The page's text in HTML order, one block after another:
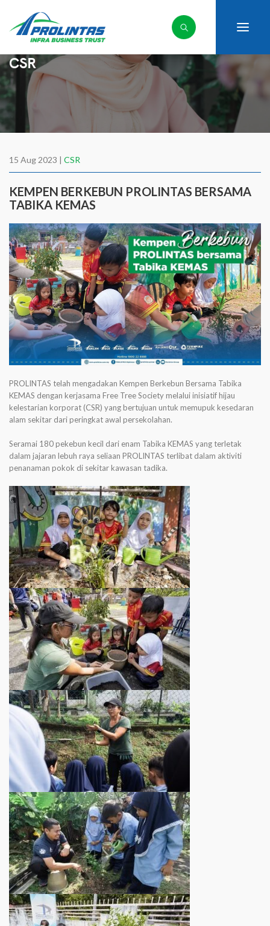
CSR
15 Aug 2023 | CSR
KEMPEN BERKEBUN PROLINTAS BERSAMA
TABIKA KEMAS
PROLINTAS telah mengadakan Kempen Berkebun Bersama Tabika
KEMAS dengan kerjasama Free Tree Society melalui inisiatif hijau
kelestarian korporat (CSR) yang bertujuan untuk memupuk kesedaran
alam sekitar dari peringkat awal persekolahan.
Seramai 180 pekebun kecil dari enam Tabika KEMAS yang terletak
dalam jajaran lebuh raya seliaan PROLINTAS terlibat dalam aktiviti
penanaman pokok di sekitar kawasan tadika.